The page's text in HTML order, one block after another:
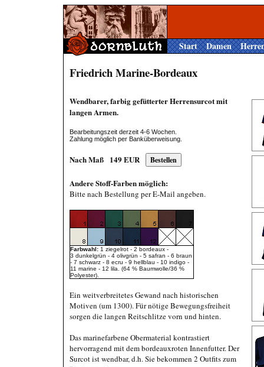
Start Damen
Friedrich Marine-Bordeaux
Wendbarer, farbig gefütterter Herrensurcot mit
langen Armen.
Bearbeitungszeit derzeit 4-6 Wochen.
Zahlung möglich per Banküberweisung.
Nach Maß 149EUR
Andere Stoff-Farben möglich:
Bitte nach Bestellung per E-Mail angeben.
Farbwahl: 1 ziegelrot - 2 bordeaux -
3 dunkelgrün - 4 olivgrün - 5 safran - 6 braun
- 7 schwarz - 8 ecru - 9 hellblau - 10 indigo -
11 marine - 12 lila. (64 % Baumwolle/36 %
Polyester).
Ein weitverbreitetes Gewand nach historischen
Motiven (um 1300). Für nötige Bewegungsfreiheit
sorgen die langen Reitschlitze vorn und hinten.
Das marinefarbene Obermaterial kontrastiert
hervorragend mit dem bordeauxroten Innenfutter. Der
Surcot ist wendbar, d.h. Sie bekommen 2 Outfits zum